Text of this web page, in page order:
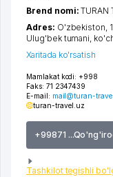
Mamlakat kodi: +998
Faks: 71 2347439
E-mail: mail@turan-
turan-travel.uz
+99871
Tashkilot tegishli
Brend nomi:TURAN
Adres: O'zbekiston,
Ulug'bek tumani
Xaritada ko'rsatish